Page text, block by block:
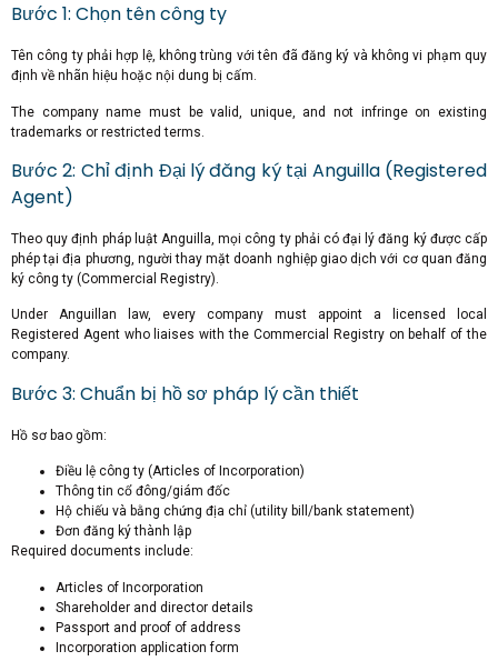
Bước 1: Chọn tên công ty
Tên công ty phải hợp lệ, không trùng với tên đã đăng ký và không vi phạm quy
định về nhãn hiệu hoặc nội dung bị cấm.
The company name must be valid, unique, and not infringe on existing
trademarks or restricted terms.
Bước 2: Chỉ định Đại lý đăng ký tại Anguilla (Registered
Agent)
Theo quy định pháp luật Anguilla, mọi công ty phải có đại lý đăng ký được cấp
phép tại địa phương, người thay mặt doanh nghiệp giao dịch với cơ quan đăng
ký công ty (Commercial Registry).
Under Anguillan law, every company must appoint a licensed local
Registered Agent who liaises with the Commercial Registry on behalf of the
company.
Bước 3: Chuẩn bị hồ sơ pháp lý cần thiết
Hồ sơ bao gồm:
Điều lệ công ty (Articles of Incorporation)
Thông tin cổ đông/giám đốc
Hộ chiếu và bằng chứng địa chỉ (utility bill/bank statement)
Đơn đăng ký thành lập
Required documents include:
Articles of Incorporation
Shareholder and director details
Passport and proof of address
Incorporation application form